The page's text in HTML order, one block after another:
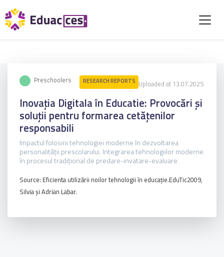
Preschoolers RESEARCH REPORTS Uploaded at 13.07.2025
Inovația Digitala în Educatie: Provocări și
soluții pentru formarea cetățenilor
responsabili
Impactul folosirii tehnologiei moderne în dezvoltarea
personalității prescolarului. Integrarea tehnologiilor moderne
în procesul tradițional de predare-invatare-evaluare.
Source: Eficienta utilizării noilor tehnologii în educație.EduTic2009,
Silvia și Adrian Labar.